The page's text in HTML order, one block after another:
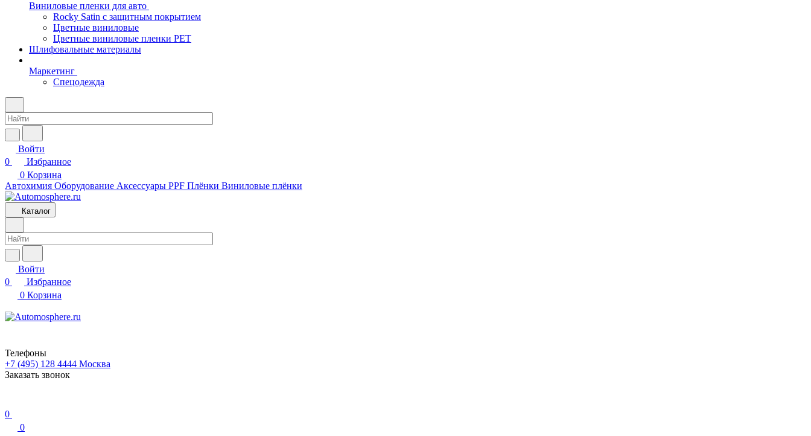
Виниловые пленки для авто
Rocky Satin с защитным покрытием
Цветные виниловые
Цветные виниловые пленки PET
Шлифовальные материалы
Маркетинг
Спецодежда
Войти
0
Избранное
0 Корзина
Автохимия Оборудование Аксессуары PPF Плёнки Виниловые плёнки
Каталог
Войти
0
Избранное
0 Корзина
Телефоны
+7 (495) 128 4444 Москва
Заказать звонок
0
0